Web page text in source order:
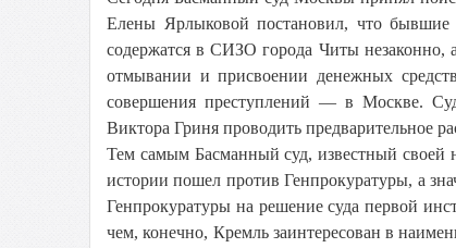
Елены Ярлыковой постановил, что
содержатся в СИЗО города Читы незаконно,
отмывании и присвоении денежных
совершения преступлений — в Москве.
Виктора Гриня проводить предварительное
Тем самым Басманный суд, известный своей
истории пошел против Генпрокуратуры, а
Генпрокуратуры на решение суда первой
чем, конечно, Кремль заинтересован в